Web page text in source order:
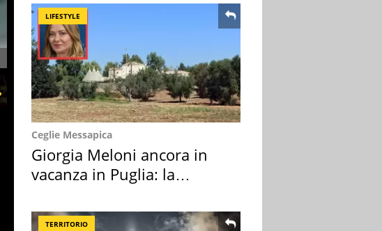
LIFESTYLE
Ceglie Messapica
Giorgia Meloni ancora in
vacanza in Puglia: la
TERRITORIO